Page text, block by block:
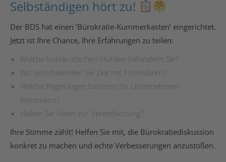
Selbständigen hört zu!
Der BDS hat einen ‘Bürokratie-Kummerkasten’ eingerichtet.
Jetzt ist Ihre Chance, Ihre Erfahrungen zu teilen:
Welche bürokratischen Hürden behindern Sie?
Wo verschwenden Sie Zeit mit Formularen?
Welche Regelungen belasten Ihr Unternehmen
besonders?
Haben Sie Ideen zur Vereinfachung?
Ihre Stimme zählt! Helfen Sie mit, die Bürokratiediskussion
konkret zu machen und echte Verbesserungen anzustoßen.